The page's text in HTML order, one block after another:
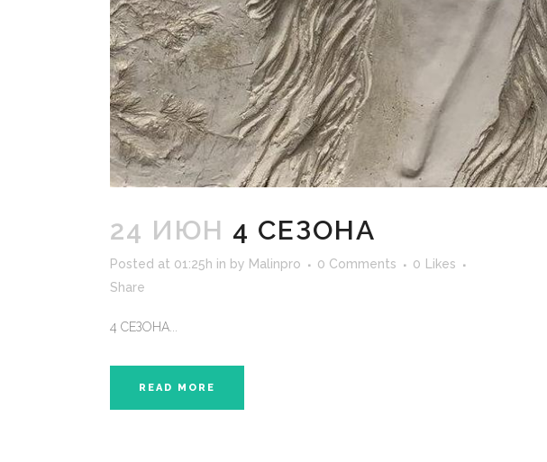
24 ИЮН 4 СЕЗОНА
Posted at 01:25h in by Malinpro 0 Comments 0
Likes
Share
4 СЕЗОНА...
READ MORE